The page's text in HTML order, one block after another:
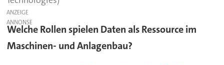
ANZEIGE
Welche Rollen spielen Daten als Ressource im
Maschinen- und Anlagenbau?